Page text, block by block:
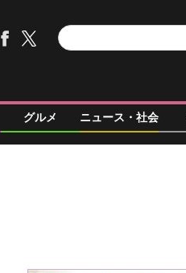
グルメ ニュース・社会